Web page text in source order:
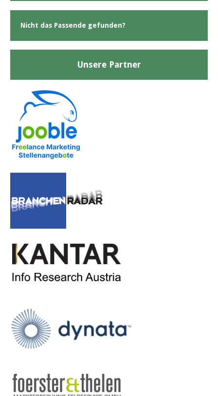
Nicht das Passende gefunden?
Unsere Partner